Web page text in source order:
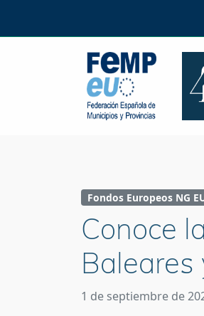
Fondos Europeos NG
Conoce
Baleares
1 de septiembre de